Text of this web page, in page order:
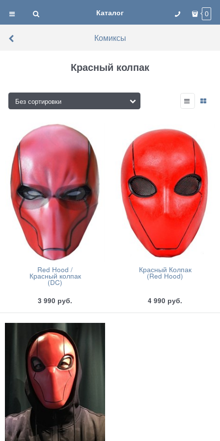
Каталог 0
Комиксы
Красный колпак
Red Hood /
Красный колпак
(DC)
3 990 руб.
Красный Колпак
(Red Hood)
4 990 руб.